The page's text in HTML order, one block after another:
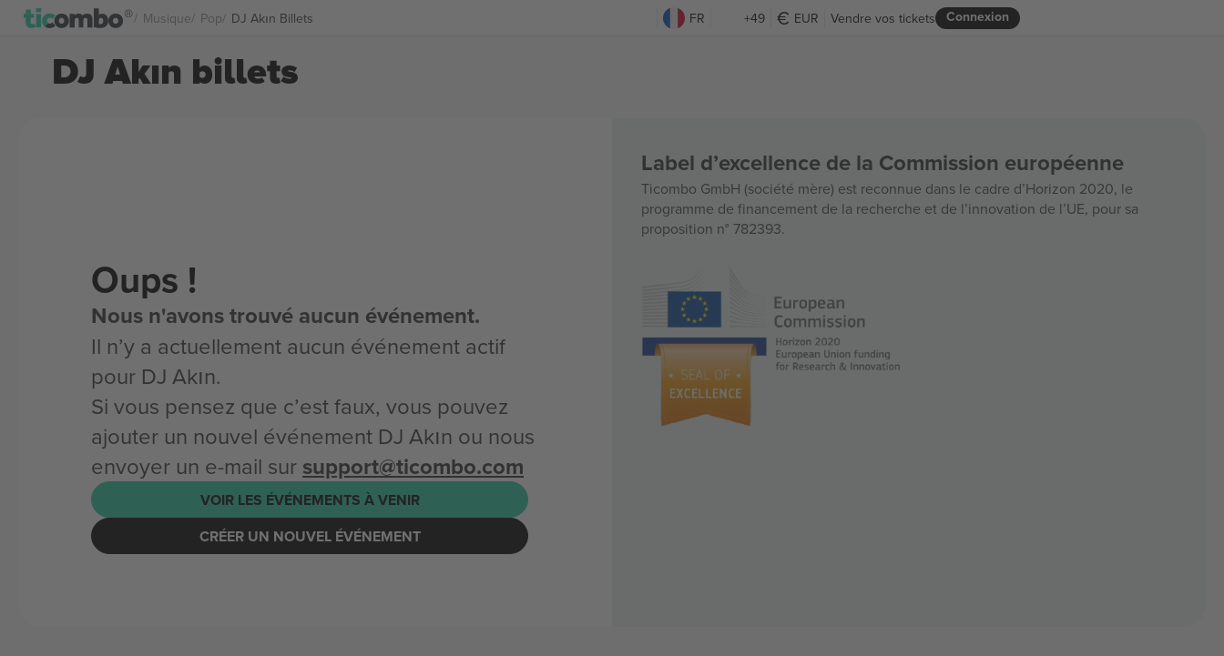
Musique Pop DJ Akın Billets FR +49 EUR Connexion
Vendre vos tickets
DJ Akın billets
Oups !
Nous n'avons trouvé aucun événement.
Il n’y a actuellement aucun événement actif
pour DJ Akın.
Si vous pensez que c’est faux, vous pouvez
ajouter un nouvel événement DJ Akın ou nous
envoyer un e-mail sur support@ticombo.com
VOIR LES ÉVÉNEMENTS À VENIR
CRÉER UN NOUVEL ÉVÉNEMENT
Label d’excellence de la Commission européenne
Ticombo GmbH (société mère) est reconnue dans le cadre d’Horizon 2020, le
programme de financement de la recherche et de l’innovation de l’UE, pour sa
proposition n° 782393.